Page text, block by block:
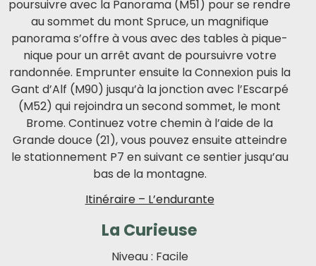
poursuivre avec la Panorama (M51) pour se rendre
au sommet du mont Spruce, un magnifique
panorama s’offre à vous avec des tables à pique-
nique pour un arrêt avant de poursuivre votre
randonnée. Emprunter ensuite la Connexion puis la
Gant d’Alf (M90) jusqu’à la jonction avec l’Escarpé
(M52) qui rejoindra un second sommet, le mont
Brome. Continuez votre chemin à l’aide de la
Grande douce (21), vous pouvez ensuite atteindre
le stationnement P7 en suivant ce sentier jusqu’au
bas de la montagne.
Itinéraire – L’endurante
La Curieuse
Niveau : Facile